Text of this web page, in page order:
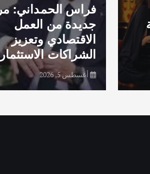
فراس الحمداني:
جديدة من العمل
الاقتصادي وتعزيز
الشراكات
أغسطس 5, 2026